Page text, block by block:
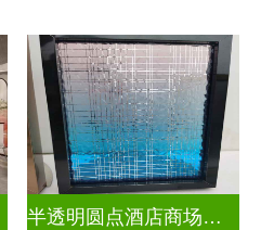
半透明圆点酒店商场图案渐变玻璃